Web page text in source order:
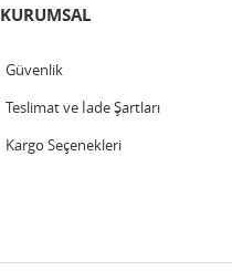
KURUMSAL
Güvenlik
Teslimat ve İade Şartları
Kargo Seçenekleri